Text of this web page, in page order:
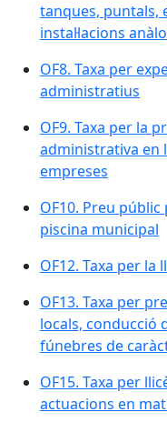
tanques, puntals,
instal·lacions
OF8. Taxa per
administratius
OF9. Taxa per la
administrativa en
empreses
OF10. Preu
piscina municipal
OF12. Taxa per la
OF13. Taxa per
locals, conducció
fúnebres de
OF15. Taxa per
actuacions en